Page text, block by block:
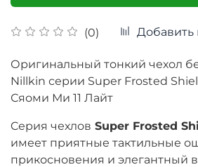
(0) Добавить
Оригинальный тонкий чехол
Nillkin серии Super Frosted
Сяоми Ми 11 Лайт
Cерия чехлов Super Frosted
имеет приятные тактильные
прикосновения и элегантный